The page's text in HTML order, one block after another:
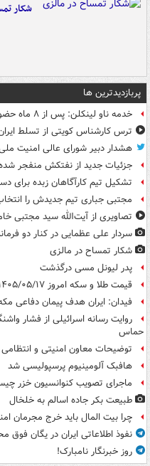
شکار
پربازدیدترین ها
خدمه ناو لینکلن: پس از ۸ ماه حضور در دریا خسته و درمانده‌ شدیم
ترس کارشناس کویتی از تسلط
هشدار دبیر شورای عالی امنیت ملی
جزئیات جدید از نفتکش منفجر
تشکیل تیم کارآگاهان زبده برای
مجتبی جباری تیم جدیدش را
تصاویری از آیت‌الله سید مجتبی
سردار علی عظمایی در کنار دو
شکار تمساح در مالزی
پدر لیونل مسی درگذشت
قیمت طلا و سکه امروز ۱۴۰۵/۰۵/۱۷
فیدان: ایران هدف پیمان دفاعی
روایت رسانه اسرائیلی از فشار
حماس
توضیحات معاون امنیتی و
هافبک آلومینیوم پرسپولیسی شد
ماجرای تصویب کنوانسیون خزر
طبیعت بکر جاده اسالم به خلخال
چرا بیت المال باید خرج مجرمان
نفوذ اطلاعاتی ایران در یگان فوق
روز خبرنگار نامبارک!